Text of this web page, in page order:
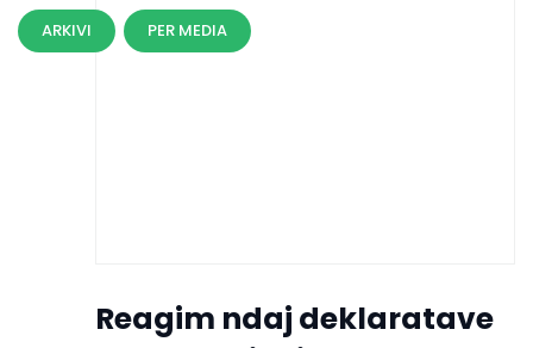
ARKIVI PER MEDIA
Reagim ndaj deklaratave